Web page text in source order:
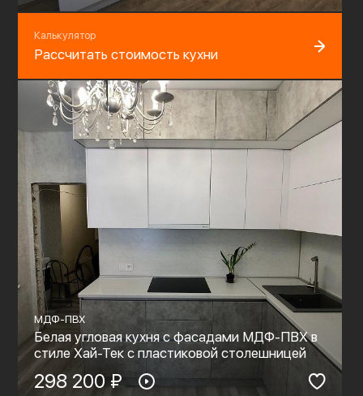
Калькулятор
Рассчитать стоимость кухни
МДФ-ПВХ
Белая угловая кухня с фасадами МДФ-ПВХ в
стиле Хай-Тек с пластиковой столешницей
298 200 ₽